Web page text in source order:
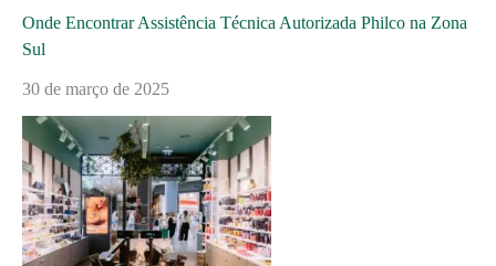
Onde Encontrar Assistência Técnica Autorizada Philco na Zona
Sul
30 de março de 2025